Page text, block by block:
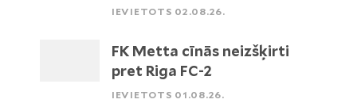
IEVIETOTS 02.08.26.
FK Metta cīnās neizšķirti
pret Riga FC-2
IEVIETOTS 01.08.26.